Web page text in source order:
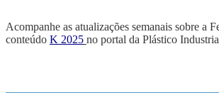
Acompanhe as atualizações semanais sobre a
conteúdo K 2025 no portal da Plástico